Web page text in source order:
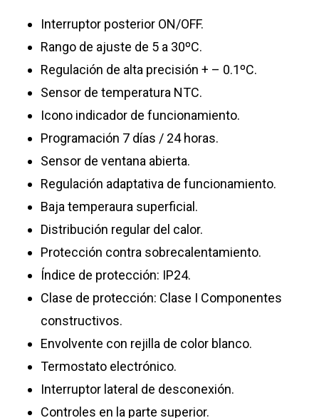
Interruptor posterior ON/OFF.
Rango de ajuste de 5 a 30ºC.
Regulación de alta precisión + – 0.1ºC.
Sensor de temperatura NTC.
Icono indicador de funcionamiento.
Programación 7 días / 24 horas.
Sensor de ventana abierta.
Regulación adaptativa de funcionamiento.
Baja temperaura superficial.
Distribución regular del calor.
Protección contra sobrecalentamiento.
Índice de protección: IP24.
Clase de protección: Clase I Componentes
constructivos.
Envolvente con rejilla de color blanco.
Termostato electrónico.
Interruptor lateral de desconexión.
Controles en la parte superior.